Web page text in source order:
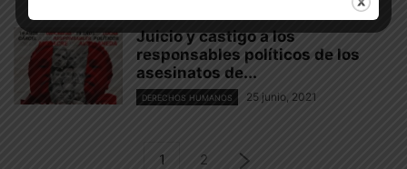
Juicio y castigo a los
responsables políticos de los
asesinatos de...
DERECHOS HUMANOS 25 junio, 2021
1 2